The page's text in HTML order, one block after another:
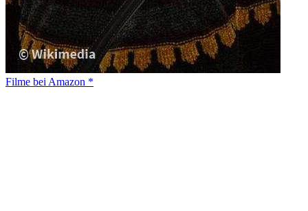
Filme bei Amazon *